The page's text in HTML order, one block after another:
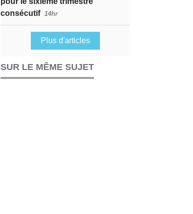
consécutif 14hr
Plus d'articles
SUR LE MÊME SUJET